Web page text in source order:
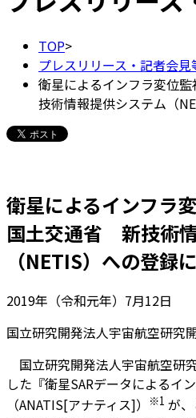
TOP>
プレスリリース・記者会見
衛星によるインフラ変位
技術情報提供システム（
衛星によるインフラ
国土交通省 新技術
（NETIS）への登録
2019年（令和元年）7月12日
国立研究開発法人宇宙航空研究
国立研究開発法人宇宙航空研
した『衛星SARデータによるイ
（ANATIS[アナティス]）
※1 が